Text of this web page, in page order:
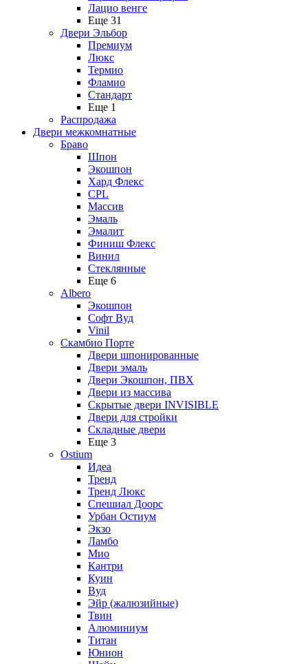
Лацио венге
Еще 31
Двери Эльбор
Премиум
Люкс
Термио
Фламио
Стандарт
Еще 1
Распродажа
Двери межкомнатные
Браво
Шпон
Экошпон
Хард Флекс
CPL
Массив
Эмаль
Эмалит
Финиш Флекс
Винил
Стеклянные
Еще 6
Albero
Экошпон
Софт Вуд
Vinil
Скамбио Порте
Двери шпонированные
Двери эмаль
Двери Экошпон, ПВХ
Двери из массива
Скрытые двери INVISIBLE
Двери для стройки
Складные двери
Еще 3
Ostium
Идеа
Тренд
Тренд Люкс
Спешиал Доорс
Урбан Остиум
Экзо
Ламбо
Мио
Кантри
Куин
Вуд
Эйр (жалюзийные)
Твин
Алюминиум
Титан
Юнион